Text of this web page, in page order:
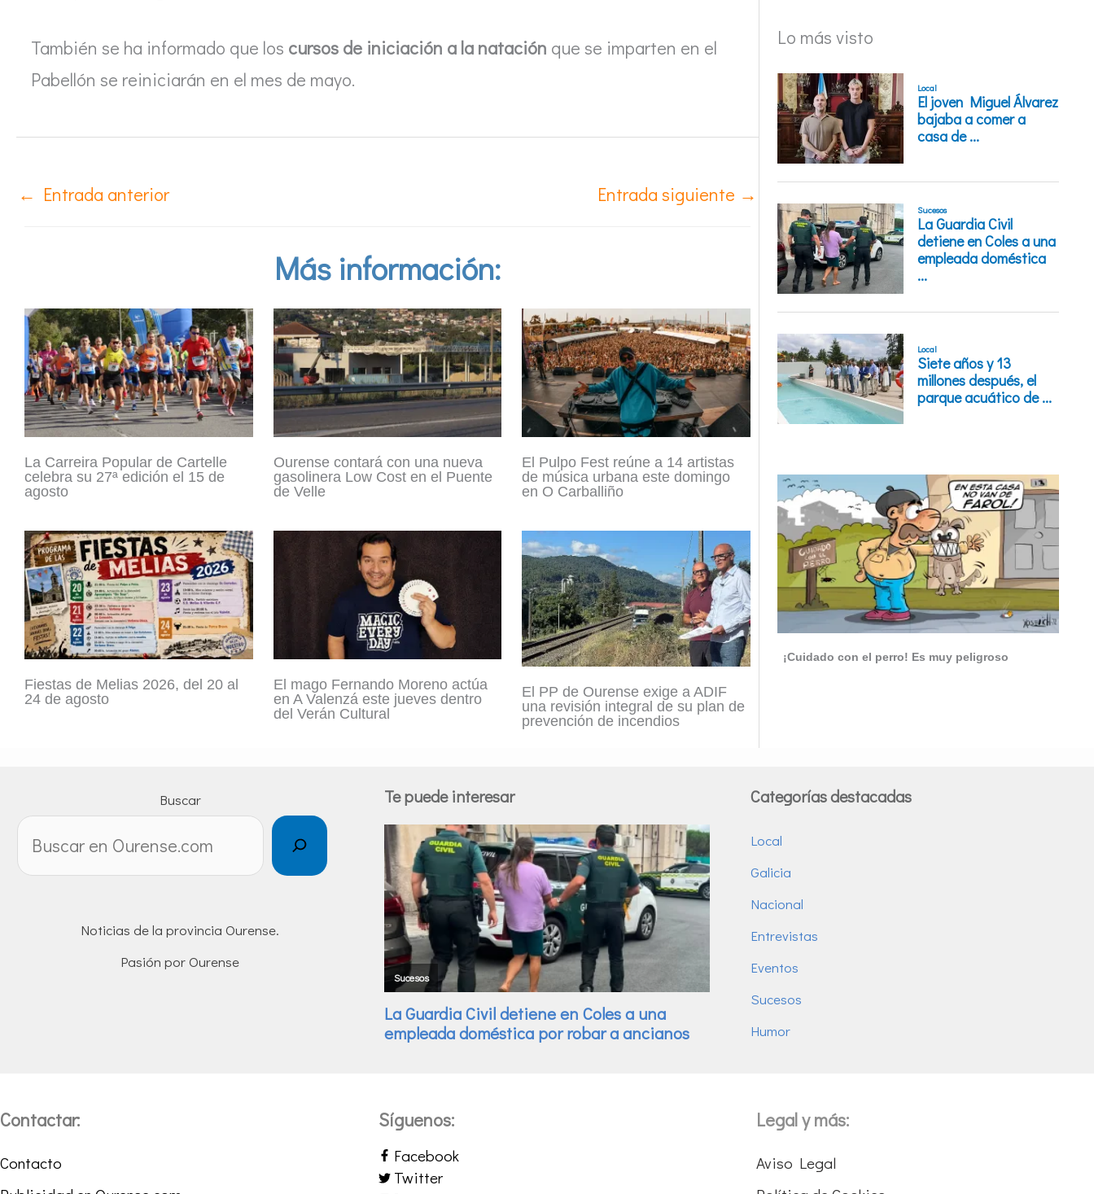
También se ha informado que los cursos de iniciación a la natación que se imparten en el
Pabellón se reiniciarán en el mes de mayo.
← Entrada anterior Entrada siguiente →
Más información:
La Carreira Popular de Cartelle
celebra su 27ª edición el 15 de
agosto
Ourense contará con una nueva
gasolinera Low Cost en el Puente
de Velle
El Pulpo Fest reúne a 14 artistas
de música urbana este domingo
en O Carballiño
Fiestas de Melias 2026, del 20 al
24 de agosto
El mago Fernando Moreno actúa
en A Valenzá este jueves dentro
del Verán Cultural
El PP de Ourense exige a ADIF
una revisión integral de su plan de
prevención de incendios
Lo más visto
¡Cuidado con el perro! Es muy peligroso
Buscar
Noticias de la provincia Ourense.
Pasión por Ourense
Te puede interesar Categorías destacadas
Local
Galicia
Nacional
Entrevistas
Eventos
Sucesos
Humor
Contactar:
Contacto
Síguenos:
Facebook
Twitter
Legal y más:
Aviso Legal